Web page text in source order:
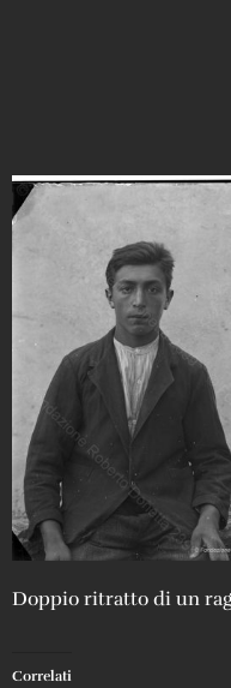
Doppio ritratto di un
Correlati